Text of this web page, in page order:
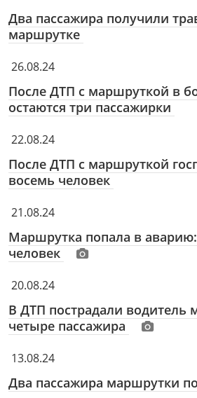
Два пассажира получили
маршрутке
26.08.24
После ДТП с маршруткой в
остаются три пассажирки
22.08.24
После ДТП с маршруткой
восемь человек
21.08.24
Маршрутка попала в
человек
20.08.24
В ДТП пострадали водитель
четыре пассажира
13.08.24
Два пассажира маршрутки